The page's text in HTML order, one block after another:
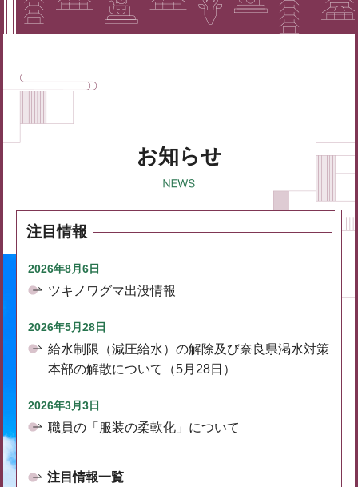
お知らせ
注目情報
2026年8月6日
ツキノワグマ出没情報
2026年5月28日
給水制限（減圧給水）の解除及び奈良県渇水対策
本部の解散について（5月28日）
2026年3月3日
職員の「服装の柔軟化」について
注目情報一覧